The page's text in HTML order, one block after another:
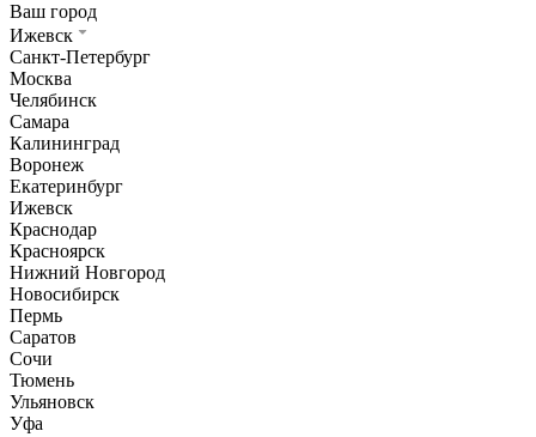
Ваш город
Ижевск
Санкт-Петербург
Москва
Челябинск
Самара
Калининград
Воронеж
Екатеринбург
Ижевск
Краснодар
Красноярск
Нижний Новгород
Новосибирск
Пермь
Саратов
Сочи
Тюмень
Ульяновск
Уфа